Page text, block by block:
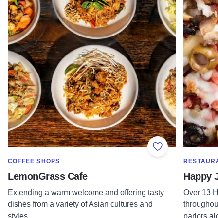
Add to Favorites
SHOW MORE IN CATEGORY OF
COFFEE SHOPS
LemonGrass Cafe
Extending a warm welcome and offering tasty
dishes from a variety of Asian cultures and
styles.
SHOW
Happy
Over 13
parlors